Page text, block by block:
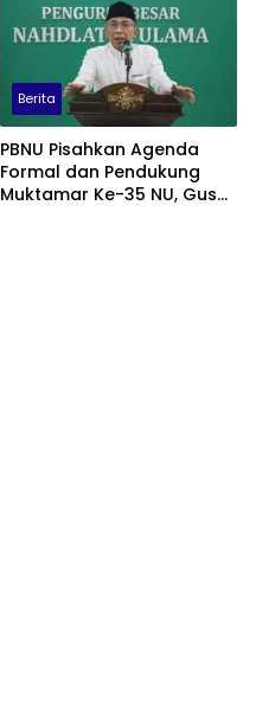
Berita
PBNU Pisahkan Agenda
Formal dan Pendukung
Muktamar Ke-35 NU, Gus